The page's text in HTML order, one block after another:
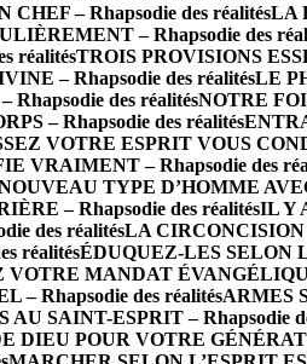
– Rhapsodie des réalitésLA
– Rhapsodie des
réalitésTROIS PROVISIONS
– Rhapsodie des réalitésLE
des réalitésNOTRE
– Rhapsodie des réalités
VOTRE ESPRIT VOUS
VRAIMENT – Rhapsodie des
TYPE D’HOMME
– Rhapsodie des réalitésIL Y
des réalitésLA CIRCONCISION
réalitésÉDUQUEZ-LES SELON
VOTRE MANDAT
– Rhapsodie des réalitésARMES
AU SAINT-ESPRIT – Rhapsodie
DIEU POUR VOTRE